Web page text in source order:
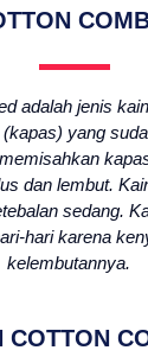
adalah jenis
yang
dan lembut.
sedang.
hari karena
kelembutannya.
COTTON